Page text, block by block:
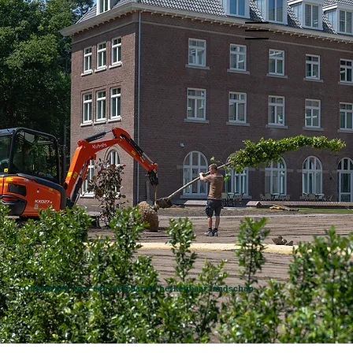
Ontwerpen voor een leefbaar en herkenbaar landschap